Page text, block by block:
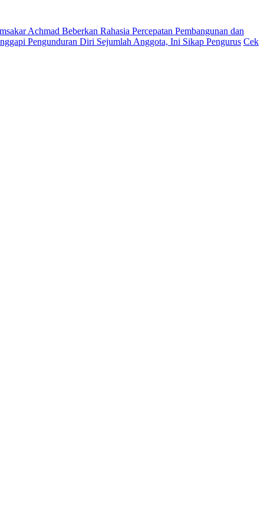
Achmad Beberkan Rahasia Percepatan Pembangunan dan
Pengunduran Diri Sejumlah Anggota, Ini Sikap Pengurus Cek